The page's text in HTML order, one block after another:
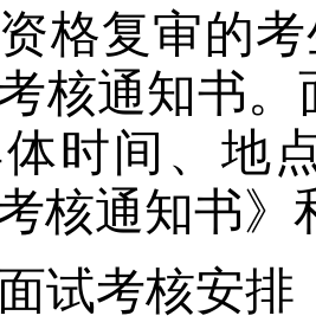
格复审的
核通知书。
时间、地
考核通知书
试考核安排